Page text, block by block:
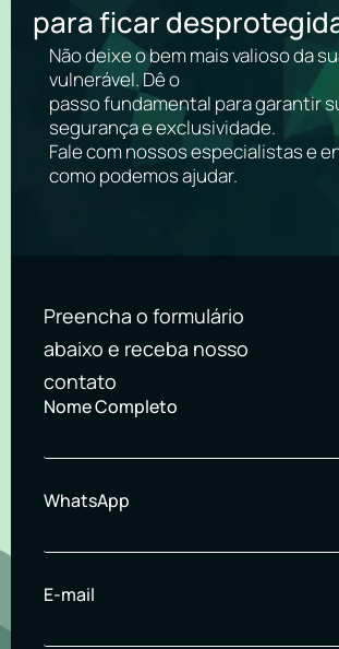
para ficar
Não deixe o bem mais valioso da
vulnerável. Dê o
passo fundamental para garantir
segurança e exclusividade.
Fale com nossos especialistas e
como podemos ajudar.
Preencha o formulário
abaixo e receba nosso
contato
Nome Completo
WhatsApp
E-mail